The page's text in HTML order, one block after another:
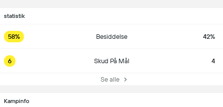
statistik
58% Besiddelse 42%
6 Skud På Mål 4
Se alle
Kampinfo